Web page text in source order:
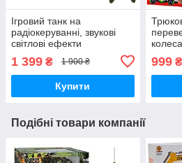
Ігровий танк на
радіокеруванні, звукові
світлові ефекти
1 399 ₴ 1 900 ₴
Купити
звук
999₴
Подібні товари компанії